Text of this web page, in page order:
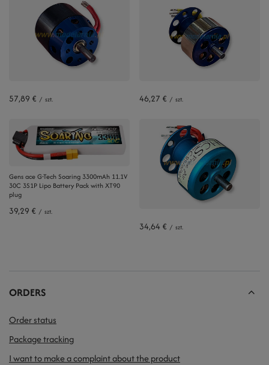
57,89 € / szt. 46,27 € / szt.
Gens ace G-Tech Soaring 3300mAh 11.1V
30C 3S1P Lipo Battery Pack with XT90
plug
39,29 € / szt.
34,64 € / szt.
ORDERS
Order status
Package tracking
I want to make a complaint about the product